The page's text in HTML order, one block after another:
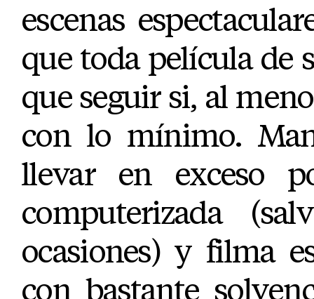
escenas
que toda película de
que seguir si, al
con lo mínimo.
llevar en exceso
computerizada
ocasiones) y filma
con bastante